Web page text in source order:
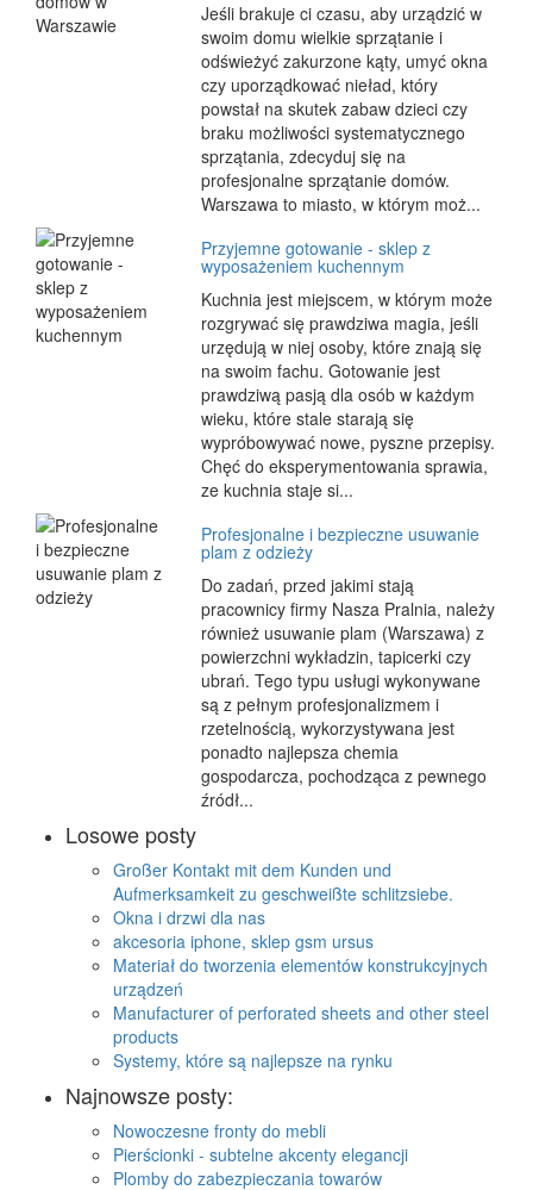
Jeśli brakuje ci czasu, aby urządzić w
swoim domu wielkie sprzątanie i
odświeżyć zakurzone kąty, umyć okna
czy uporządkować nieład, który
powstał na skutek zabaw dzieci czy
braku możliwości systematycznego
sprzątania, zdecyduj się na
profesjonalne sprzątanie domów.
Warszawa to miasto, w którym moż...
Przyjemne gotowanie - sklep z
wyposażeniem kuchennym
Kuchnia jest miejscem, w którym może
rozgrywać się prawdziwa magia, jeśli
urzędują w niej osoby, które znają się
na swoim fachu. Gotowanie jest
prawdziwą pasją dla osób w każdym
wieku, które stale starają się
wypróbowywać nowe, pyszne przepisy.
Chęć do eksperymentowania sprawia,
ze kuchnia staje si...
Profesjonalne i bezpieczne usuwanie
plam z odzieży
Do zadań, przed jakimi stają
pracownicy firmy Nasza Pralnia, należy
również usuwanie plam (Warszawa) z
powierzchni wykładzin, tapicerki czy
ubrań. Tego typu usługi wykonywane
są z pełnym profesjonalizmem i
rzetelnością, wykorzystywana jest
ponadto najlepsza chemia
gospodarcza, pochodząca z pewnego
źródł...
Losowe posty
Großer Kontakt mit dem Kunden und
Aufmerksamkeit zu geschweißte schlitzsiebe.
Okna i drzwi dla nas
akcesoria iphone, sklep gsm ursus
Materiał do tworzenia elementów konstrukcyjnych
urządzeń
Manufacturer of perforated sheets and other steel
products
Systemy, które są najlepsze na rynku
Najnowsze posty:
Nowoczesne fronty do mebli
Pierścionki - subtelne akcenty elegancji
Plomby do zabezpieczania towarów